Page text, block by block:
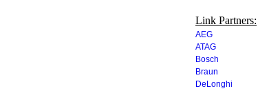
Link Partners:
AEG
ATAG
Bosch
Braun
DeLonghi